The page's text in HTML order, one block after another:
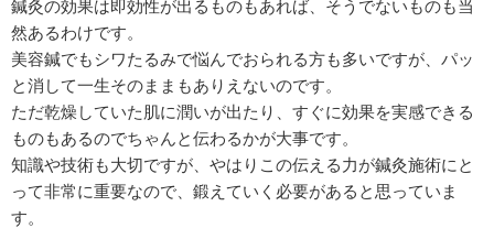
鍼灸の効果は即効性が出るものもあれば、そうでないものも当
然あるわけです。
美容鍼でもシワたるみで悩んでおられる方も多いですが、パッ
と消して一生そのままもありえないのです。
ただ乾燥していた肌に潤いが出たり、すぐに効果を実感できる
ものもあるのでちゃんと伝わるかが大事です。
知識や技術も大切ですが、やはりこの伝える力が鍼灸施術にと
って非常に重要なので、鍛えていく必要があると思っていま
す。